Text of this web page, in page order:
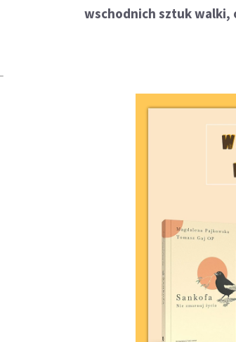
wschodnich sztuk walki,